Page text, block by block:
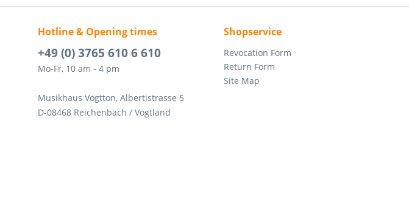
Hotline & Opening times
+49 (0) 3765 610 6 610
Mo-Fr, 10 am - 4 pm
Musikhaus Vogtton, Albertistrasse 5
D-08468 Reichenbach / Vogtland
Shopservice
Revocation Form
Return Form
Site Map